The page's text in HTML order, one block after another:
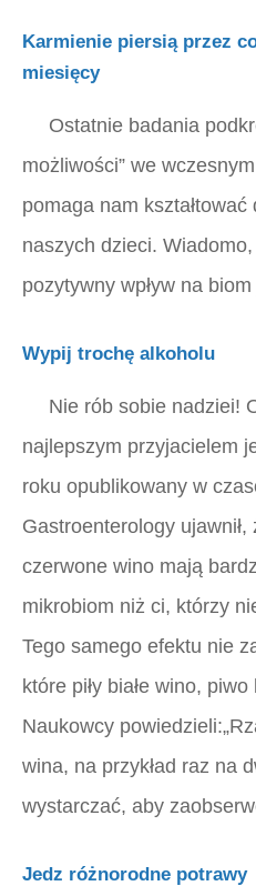
Karmienie piersią przez
miesięcy
Ostatnie badania
możliwości” we
pomaga nam
naszych dzieci.
pozytywny wpływ na
Wypij trochę alkoholu
Nie rób sobie nadziei!
najlepszym przyjacielem
roku opublikowany w
Gastroenterology
czerwone wino mają
mikrobiom niż ci, którzy
Tego samego efektu nie
które piły białe wino,
Naukowcy
wina, na przykład raz na
wystarczać, aby
Jedz różnorodne potrawy